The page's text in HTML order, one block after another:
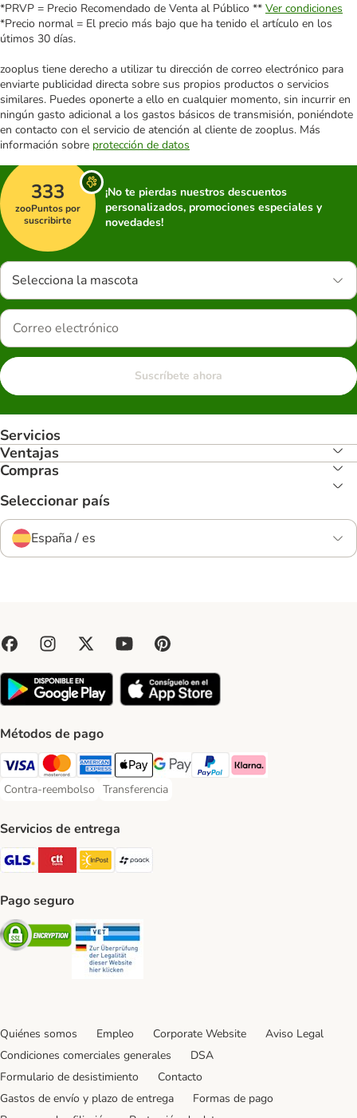
*PRVP = Precio Recomendado de Venta al Público ** Ver condiciones
*Precio normal = El precio más bajo que ha tenido el artículo en los
útimos 30 días.
zooplus tiene derecho a utilizar tu dirección de correo electrónico para
enviarte publicidad directa sobre sus propios productos o servicios
similares. Puedes oponerte a ello en cualquier momento, sin incurrir en
ningún gasto adicional a los gastos básicos de transmisión, poniéndote
en contacto con el servicio de atención al cliente de zooplus. Más
información sobre protección de datos
333
zooPuntos por
suscribirte
¡No te pierdas nuestros descuentos
personalizados, promociones especiales y
novedades!
Selecciona la mascota
Suscríbete ahora
Servicios
Ventajas
Compras
Seleccionar país
España / es
Métodos de pago
Visa Payment Method
Mastercard Payment Method
American Express Payment Method
Apple Pay Payment Method
Google Pay Payment Method
PayPal Payment Method
Klarna Payment Method
Contra-reembolso
Contra-reembolso Payment Method
Transferencia
Transferencia Payment Method
Servicios de entrega
GLS Shipping Method
CTTExpress Shipping Method
InPost Shipping Method
paack Shipping Method
Pago seguro
Security
Quiénes somos Empleo Corporate Website
Aviso Legal
Condiciones comerciales generales
DSA
Formulario de desistimiento
Contacto
Gastos de envío y plazo de entrega
Formas de pago